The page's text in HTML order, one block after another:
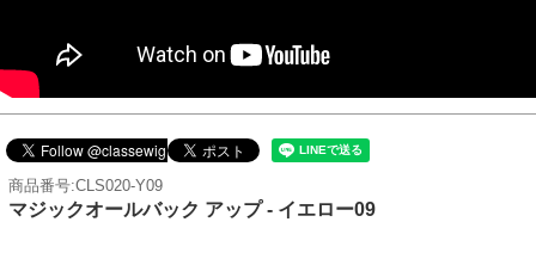
商品番号:CLS020-Y09
マジックオールバック アップ - イエロー09